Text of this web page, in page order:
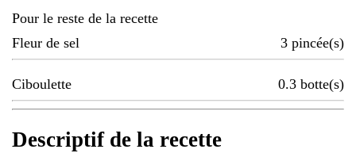
Pour le reste de la recette
Fleur de sel
3 pincée(s)
Ciboulette 0.3 botte(s)
Descriptif de la recette